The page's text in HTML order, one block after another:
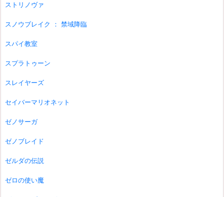
ストリノヴァ
スノウブレイク ： 禁域降臨
スパイ教室
スプラトゥーン
スレイヤーズ
セイバーマリオネット
ゼノサーガ
ゼノブレイド
ゼルダの伝説
ゼロの使い魔